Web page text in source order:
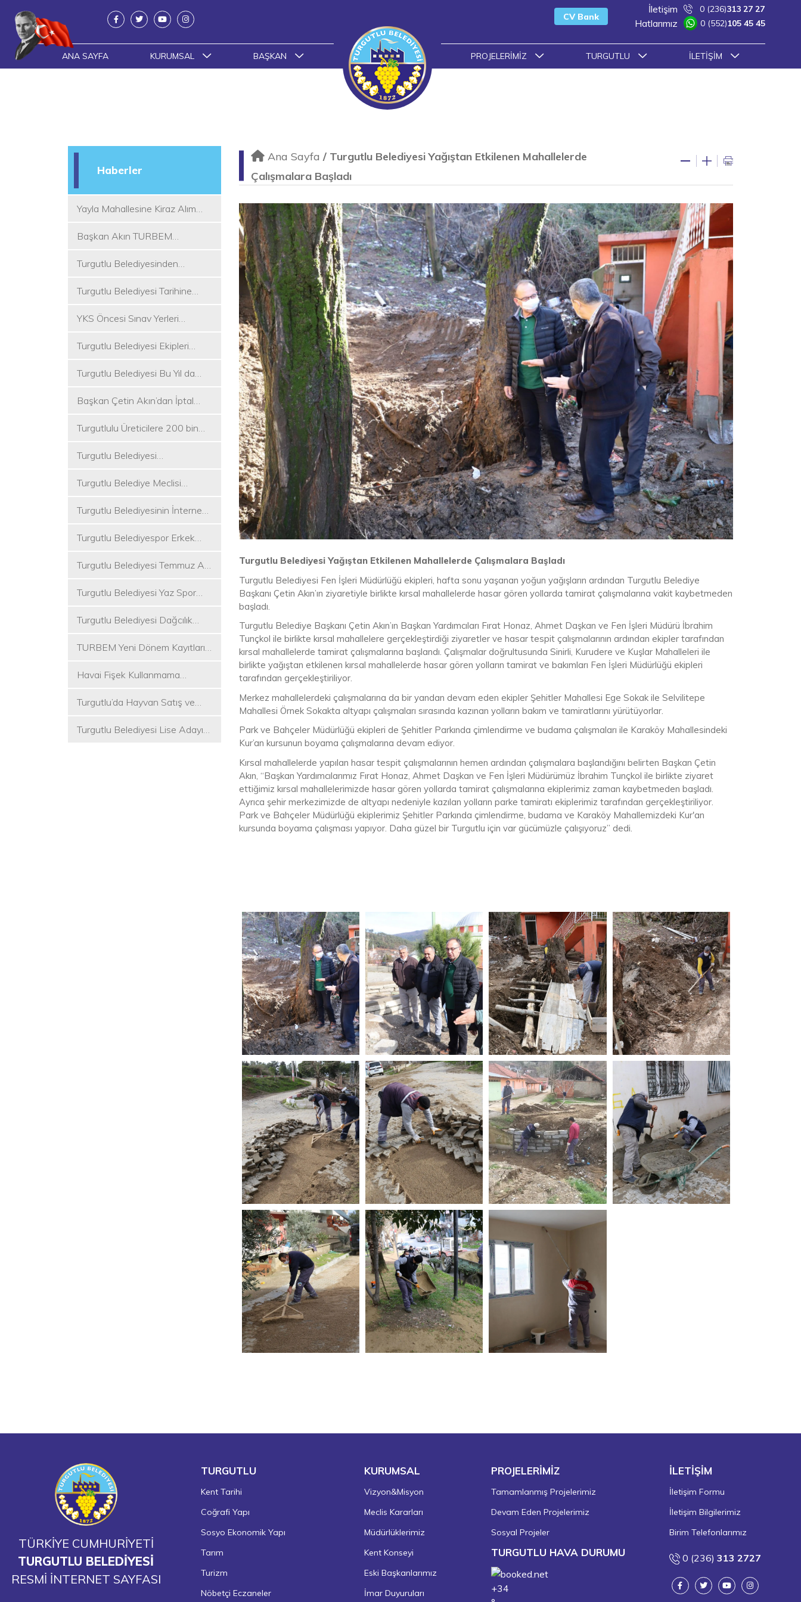
ANA SAYFA KURUMSAL BAŞKAN PROJELERIMIZ TURGUTLU İLETIŞIM
CV Bank
İletişim 0 (236)313 27 27
Hatlarımız 0 (552)105 45 45
Haberler
Yayla Mahallesine Kiraz Alım
Başkan Akın TURBEM
Turgutlu Belediyesinden
Mesai
Turgutlu Belediyesi Tarihine
YKS Öncesi Sınav Yerleri
Turgutlu Belediyesi Ekipleri
Hizmete Devam Ediyor
Turgutlu Belediyesi Bu Yıl da
Kuracak
Başkan Çetin Akın’dan İptal
Turgutlulu Üreticilere 200 bin
Turgutlu Belediyesi
Turgutlu Belediye Meclisi
Turgutlu Belediyesinin İnternet
Turgutlu Belediyespor Erkek
Turgutlu Belediyesi Temmuz Ayı
Turgutlu Belediyesi Yaz Spor
Turgutlu Belediyesi Dağcılık
Düzenledi
TURBEM Yeni Dönem Kayıtları
Havai Fişek Kullanmama
Akın Oldu
Turgutlu’da Hayvan Satış ve
Turgutlu Belediyesi Lise Adayı
Ana Sayfa / Turgutlu Belediyesi Yağıştan Etkilenen Mahallelerde
Çalışmalara Başladı
Turgutlu Belediyesi Yağıştan Etkilenen Mahallelerde Çalışmalara Başladı
Turgutlu Belediyesi Fen İşleri Müdürlüğü ekipleri, hafta sonu yaşanan yoğun yağışların ardından Turgutlu Belediye
Başkanı Çetin Akın’ın ziyaretiyle birlikte kırsal mahallelerde hasar gören yollarda tamirat çalışmalarına vakit kaybetmeden
başladı.
Turgutlu Belediye Başkanı Çetin Akın’ın Başkan Yardımcıları Fırat Honaz, Ahmet Daşkan ve Fen İşleri Müdürü İbrahim
Tunçkol ile birlikte kırsal mahallelere gerçekleştirdiği ziyaretler ve hasar tespit çalışmalarının ardından ekipler tarafından
kırsal mahallelerde tamirat çalışmalarına başlandı. Çalışmalar doğrultusunda Sinirli, Kurudere ve Kuşlar Mahalleleri ile
birlikte yağıştan etkilenen kırsal mahallelerde hasar gören yolların tamirat ve bakımları Fen İşleri Müdürlüğü ekipleri
tarafından gerçekleştiriliyor.
Merkez mahallelerdeki çalışmalarına da bir yandan devam eden ekipler Şehitler Mahallesi Ege Sokak ile Selvilitepe
Mahallesi Örnek Sokakta altyapı çalışmaları sırasında kazınan yolların bakım ve tamiratlarını yürütüyorlar.
Park ve Bahçeler Müdürlüğü ekipleri de Şehitler Parkında çimlendirme ve budama çalışmaları ile Karaköy Mahallesindeki
Kur’an kursunun boyama çalışmalarına devam ediyor.
Kırsal mahallelerde yapılan hasar tespit çalışmalarının hemen ardından çalışmalara başlandığını belirten Başkan Çetin
Akın, “Başkan Yardımcılarımız Fırat Honaz, Ahmet Daşkan ve Fen İşleri Müdürümüz İbrahim Tunçkol ile birlikte ziyaret
ettiğimiz kırsal mahallelerimizde hasar gören yollarda tamirat çalışmalarına ekiplerimiz zaman kaybetmeden başladı.
Ayrıca şehir merkezimizde de altyapı nedeniyle kazılan yolların parke tamiratı ekiplerimiz tarafından gerçekleştiriliyor.
Park ve Bahçeler Müdürlüğü ekiplerimiz Şehitler Parkında çimlendirme, budama ve Karaköy Mahallemizdeki Kur'an
kursunda boyama çalışması yapıyor. Daha güzel bir Turgutlu için var gücümüzle çalışıyoruz” dedi.
TÜRKİYE CUMHURİYETİ
TURGUTLU BELEDİYESİ
RESMİ İNTERNET SAYFASI
TURGUTLU
Kent Tarihi
Coğrafi Yapı
Sosyo Ekonomik Yapı
Tarım
Turizm
Nöbetçi Eczaneler
KURUMSAL
Vizyon&Misyon
Meclis Kararları
Müdürlüklerimiz
Kent Konseyi
Eski Başkanlarımız
İmar Duyuruları
PROJELERİMİZ
Tamamlanmış Projelerimiz
Devam Eden Projelerimiz
Sosyal Projeler
TURGUTLU HAVA DURUMU
+34
İLETİŞİM
İletişim Formu
İletişim Bilgilerimiz
Birim Telefonlarımız
0 (236)313 2727